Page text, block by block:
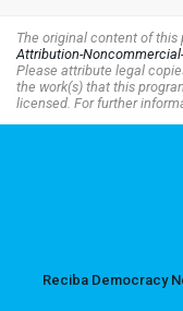
The original content of this
Attribution-
Please attribute legal
the work(s) that this
licensed. For further
Reciba Democracy